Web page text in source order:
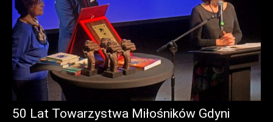
50 Lat Towarzystwa Miłośników Gdyni